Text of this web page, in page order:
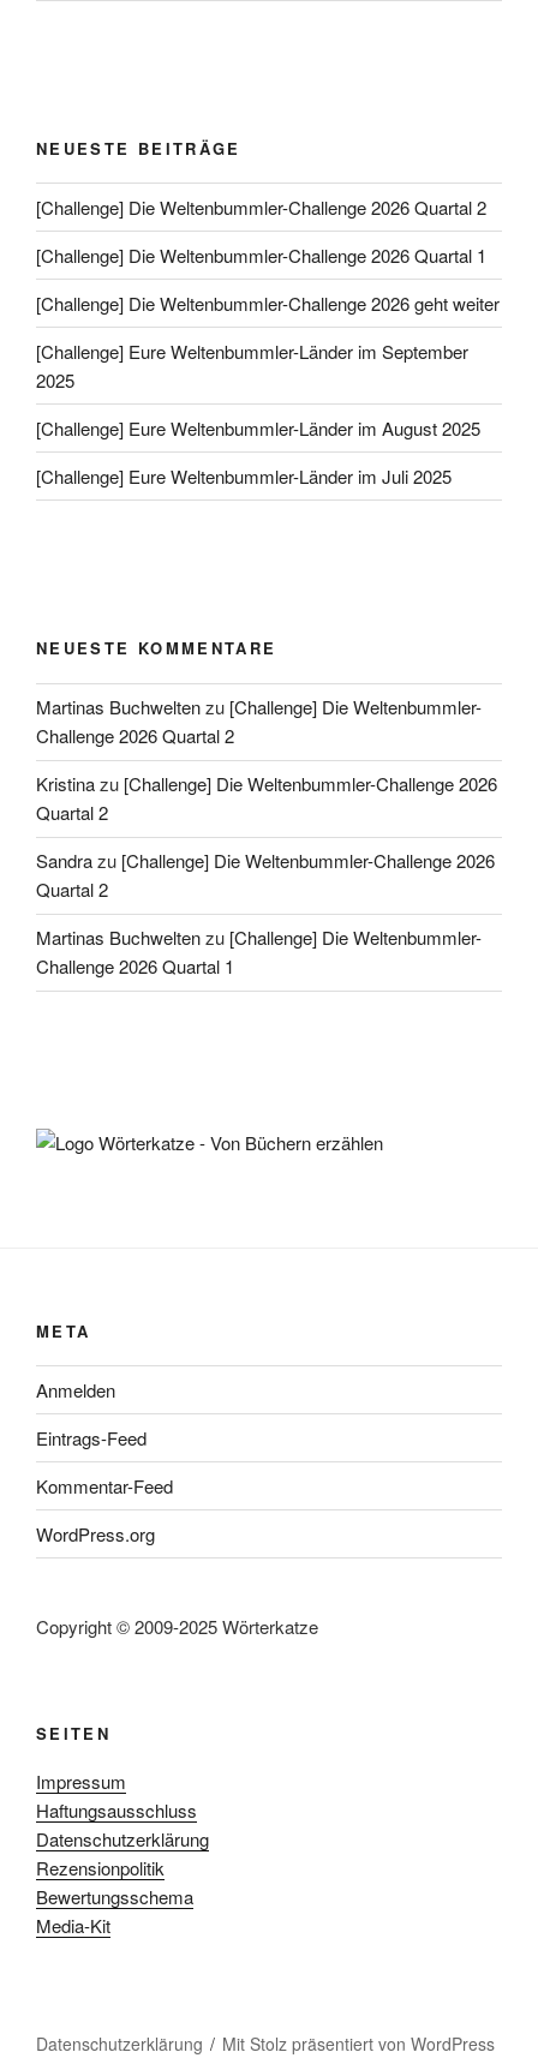
NEUESTE BEITRÄGE
[Challenge] Die Weltenbummler-Challenge 2026 Quartal 2
[Challenge] Die Weltenbummler-Challenge 2026 Quartal 1
[Challenge] Die Weltenbummler-Challenge 2026 geht weiter
[Challenge] Eure Weltenbummler-Länder im September
2025
[Challenge] Eure Weltenbummler-Länder im August 2025
[Challenge] Eure Weltenbummler-Länder im Juli 2025
NEUESTE KOMMENTARE
Martinas Buchweltenzu [Challenge] Die Weltenbummler-
Challenge 2026 Quartal 2
Kristinazu [Challenge] Die Weltenbummler-Challenge 2026
Quartal 2
Sandrazu [Challenge] Die Weltenbummler-Challenge 2026
Quartal 2
Martinas Buchweltenzu [Challenge] Die Weltenbummler-
Challenge 2026 Quartal 1
META
Anmelden
Eintrags-Feed
Kommentar-Feed
WordPress.org
Copyright © 2009-2025 Wörterkatze
SEITEN
Impressum
Haftungsausschluss
Datenschutzerklärung
Rezensionpolitik
Bewertungsschema
Media-Kit
Datenschutzerklärung Mit Stolz präsentiert von WordPress